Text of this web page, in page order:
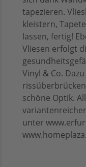
tapezieren.
kleistern,
lassen, fertig!
Vliesen erfolgt
Vinyl & Co.
schöne Optik.
unter